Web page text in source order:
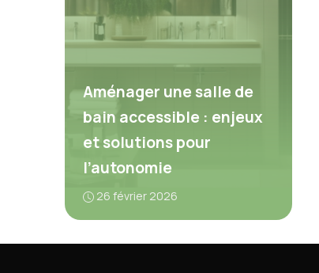
Aménager une salle de
bain accessible : enjeux
et solutions pour
l’autonomie
26 février 2026